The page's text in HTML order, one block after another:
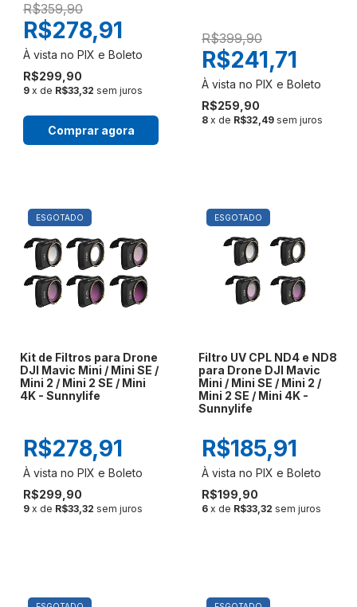
R$359,90
R$299,90
R$278,91
9 x de R$33,32 sem juros
Comprar agora
R$399,90
R$259,90
R$241,71
8 x de R$32,49 sem juros
ESGOTADO
Kit de Filtros para Drone
DJI Mavic Mini / Mini SE /
Mini 2 / Mini 2 SE / Mini
4K - Sunnylife
R$299,90
R$278,91
9 x de R$33,32 sem juros
ESGOTADO
Filtro UV CPL ND4 e ND8
para Drone DJI Mavic
Mini / Mini SE / Mini 2 /
Mini 2 SE / Mini 4K -
Sunnylife
R$199,90
R$185,91
6 x de R$33,32 sem juros